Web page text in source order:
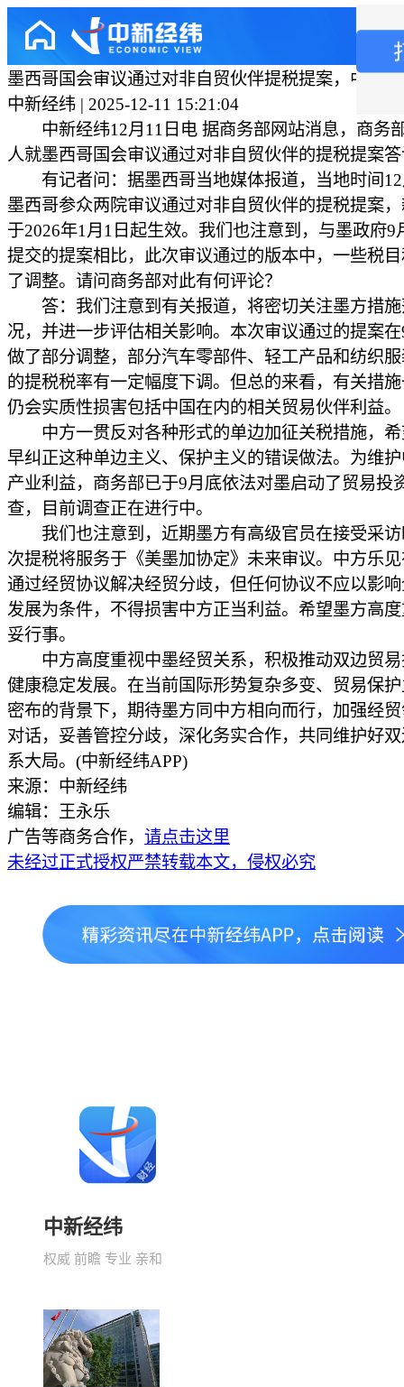
墨西哥国会审议通过对非自贸伙伴提税提案，中国
中新经纬 | 2025-12-11 15:21:04
中新经纬12月11日电 据商务部网站消息，商务
人就墨西哥国会审议通过对非自贸伙伴的提税提案
有记者问：据墨西哥当地媒体报道，当地时间12
墨西哥参众两院审议通过对非自贸伙伴的提税提案
于2026年1月1日起生效。我们也注意到，与墨政府9
提交的提案相比，此次审议通过的版本中，一些税
了调整。请问商务部对此有何评论？
答：我们注意到有关报道，将密切关注墨方措施
况，并进一步评估相关影响。本次审议通过的提案
做了部分调整，部分汽车零部件、轻工产品和纺织
的提税税率有一定幅度下调。但总的来看，有关措
仍会实质性损害包括中国在内的相关贸易伙伴利益。
中方一贯反对各种形式的单边加征关税措施，希
早纠正这种单边主义、保护主义的错误做法。为维
产业利益，商务部已于9月底依法对墨启动了贸易投
查，目前调查正在进行中。
我们也注意到，近期墨方有高级官员在接受采访
次提税将服务于《美墨加协定》未来审议。中方乐
通过经贸协议解决经贸分歧，但任何协议不应以影
发展为条件，不得损害中方正当利益。希望墨方高
妥行事。
中方高度重视中墨经贸关系，积极推动双边贸易
健康稳定发展。在当前国际形势复杂多变、贸易保
密布的背景下，期待墨方同中方相向而行，加强经
对话，妥善管控分歧，深化务实合作，共同维护好
系大局。(中新经纬APP)
来源：中新经纬
编辑：王永乐
广告等商务合作， 请点击这里
未经过正式授权严禁转载本文，侵权必究
中新经纬
权威 前瞻 专业 亲和